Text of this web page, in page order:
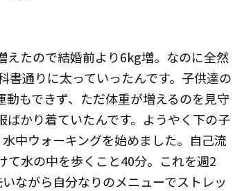
たので結婚前より6kg増。なのに全然
書通りに太っていったんです。子供達の
もできず、ただ体重が増えるのを見守
かり着ていたんです。ようやく下の子
中ウォーキングを始めました。自己流
て水の中を歩くこと40分。これを週2
ながら自分なりのメニューでストレッ